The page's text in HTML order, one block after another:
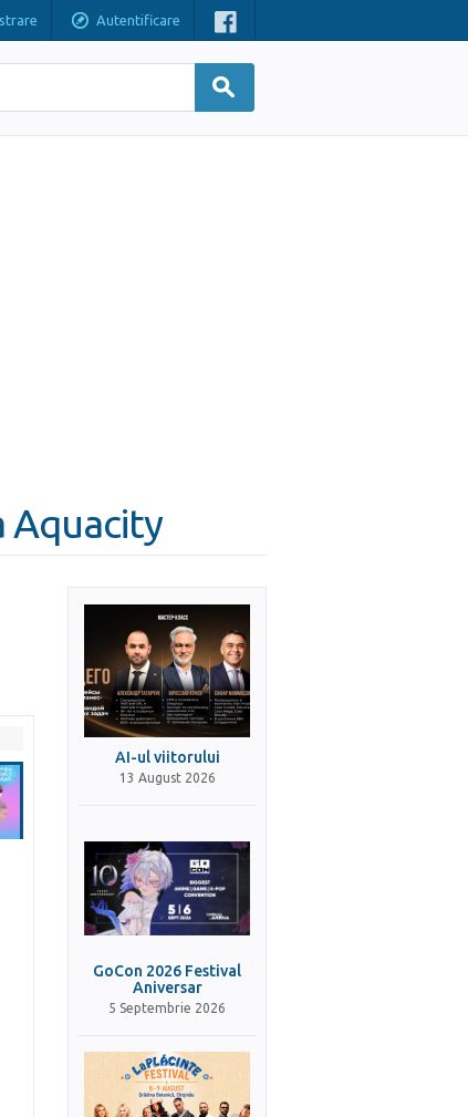
Autentificare
Aquacity
AI-ul viitorului
13 August 2026
GoCon 2026 Festival
Aniversar
5 Septembrie 2026